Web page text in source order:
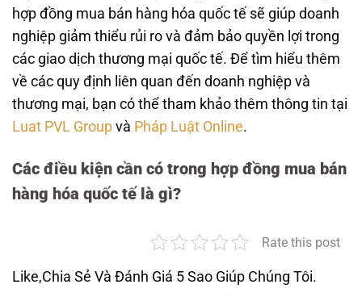
hợp đồng mua bán hàng hóa quốc tế sẽ giúp doanh
nghiệp giảm thiểu rủi ro và đảm bảo quyền lợi trong
các giao dịch thương mại quốc tế. Để tìm hiểu thêm
về các quy định liên quan đến doanh nghiệp và
thương mại, bạn có thể tham khảo thêm thông tin tại
Luat PVL Group và Pháp Luật Online.
Các điều kiện cần có trong hợp đồng mua bán
hàng hóa quốc tế là gì?
Rate this post
Like,Chia Sẻ Và Đánh Giá 5 Sao Giúp Chúng Tôi.